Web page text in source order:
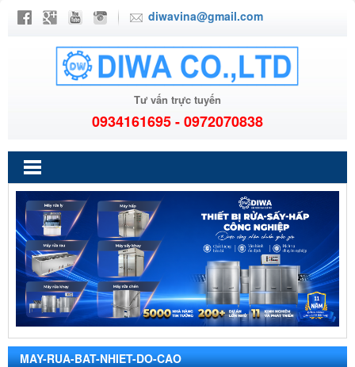
diwavina@gmail.com
Tư vấn trực tuyến
0934161695 - 0972070838
MAY-RUA-BAT-NHIET-DO-CAO